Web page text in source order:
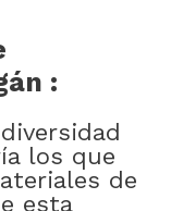
:
los que
de
esta